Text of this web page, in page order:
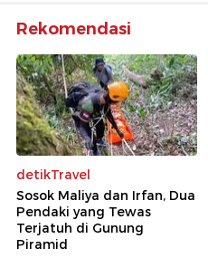
Rekomendasi
detikTravel
Sosok Maliya dan Irfan, Dua
Pendaki yang Tewas
Terjatuh di Gunung
Piramid